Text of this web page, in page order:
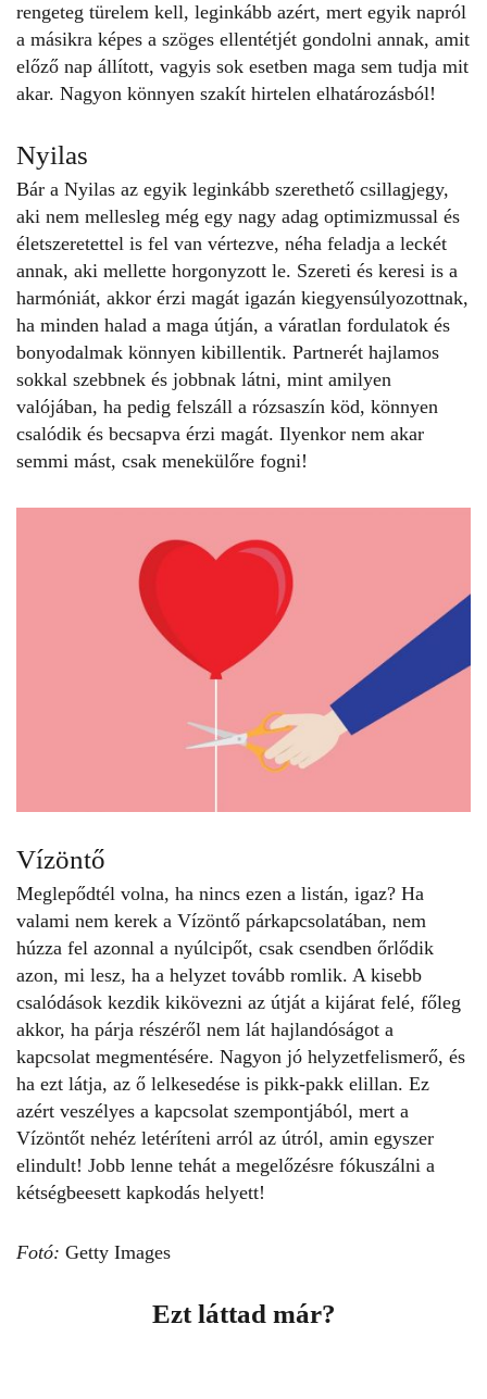
rengeteg türelem kell, leginkább azért, mert egyik napról
a másikra képes a szöges ellentétjét gondolni annak, amit
előző nap állított, vagyis sok esetben maga sem tudja mit
akar. Nagyon könnyen szakít hirtelen elhatározásból!
Nyilas
Bár a Nyilas az egyik leginkább szerethető csillagjegy,
aki nem mellesleg még egy nagy adag optimizmussal és
életszeretettel is fel van vértezve, néha feladja a leckét
annak, aki mellette horgonyzott le. Szereti és keresi is a
harmóniát, akkor érzi magát igazán kiegyensúlyozottnak,
ha minden halad a maga útján, a váratlan fordulatok és
bonyodalmak könnyen kibillentik. Partnerét hajlamos
sokkal szebbnek és jobbnak látni, mint amilyen
valójában, ha pedig felszáll a rózsaszín köd, könnyen
csalódik és becsapva érzi magát. Ilyenkor nem akar
semmi mást, csak menekülőre fogni!
Vízöntő
Meglepődtél volna, ha nincs ezen a listán, igaz? Ha
valami nem kerek a Vízöntő párkapcsolatában, nem
húzza fel azonnal a nyúlcipőt, csak csendben őrlődik
azon, mi lesz, ha a helyzet tovább romlik. A kisebb
csalódások kezdik kikövezni az útját a kijárat felé, főleg
akkor, ha párja részéről nem lát hajlandóságot a
kapcsolat megmentésére. Nagyon jó helyzetfelismerő, és
ha ezt látja, az ő lelkesedése is pikk-pakk elillan. Ez
azért veszélyes a kapcsolat szempontjából, mert a
Vízöntőt nehéz letéríteni arról az útról, amin egyszer
elindult! Jobb lenne tehát a megelőzésre fókuszálni a
kétségbeesett kapkodás helyett!
Fotó: Getty Images
Ezt láttad már?